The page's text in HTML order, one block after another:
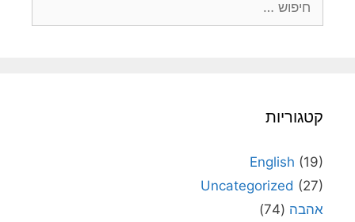
קטגוריות
English (19)
Uncategorized (27)
אהבה (74)